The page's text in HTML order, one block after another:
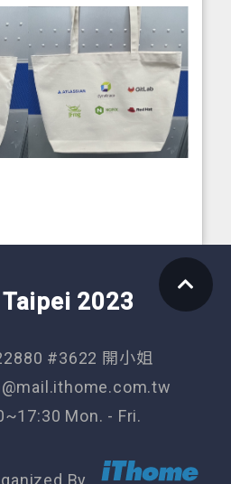
Taipei 2023
#3622 開小姐
Mon. - Fri.
By